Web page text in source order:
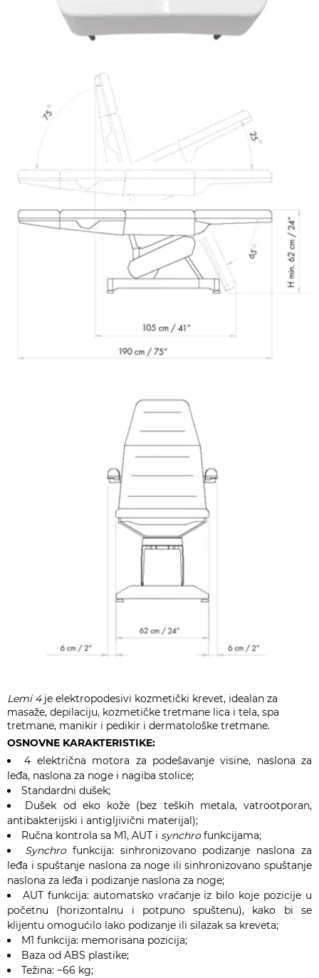
Lemi 4je elektropodesivi kozmetički krevet, idealan za
masaže, depilaciju, kozmetičke tretmane lica i tela, spa
tretmane, manikir i pedikir i dermatološke tretmane.
OSNOVNE KARAKTERISTIKE:
4 električna motora za podešavanje visine, naslona za
leđa, naslona za noge i nagiba stolice;
Standardni dušek;
Dušek od eko kože (bez teških metala, vatrootporan,
antibakterijski i antigljivični materijal);
Ručna kontrola sa M1, AUT i synchrofunkcijama;
Synchrofunkcija: sinhronizovano podizanje naslona za
leđa i spuštanje naslona za noge ili sinhronizovano spuštanje
naslona za leđa i podizanje naslona za noge;
AUT funkcija: automatsko vraćanje iz bilo koje pozicije u
početnu (horizontalnu i potpuno spuštenu), kako bi se
klijentu omogućilo lako podizanje ili silazak sa kreveta;
M1 funkcija: memorisana pozicija;
Baza od ABS plastike;
Težina: ~66 kg;